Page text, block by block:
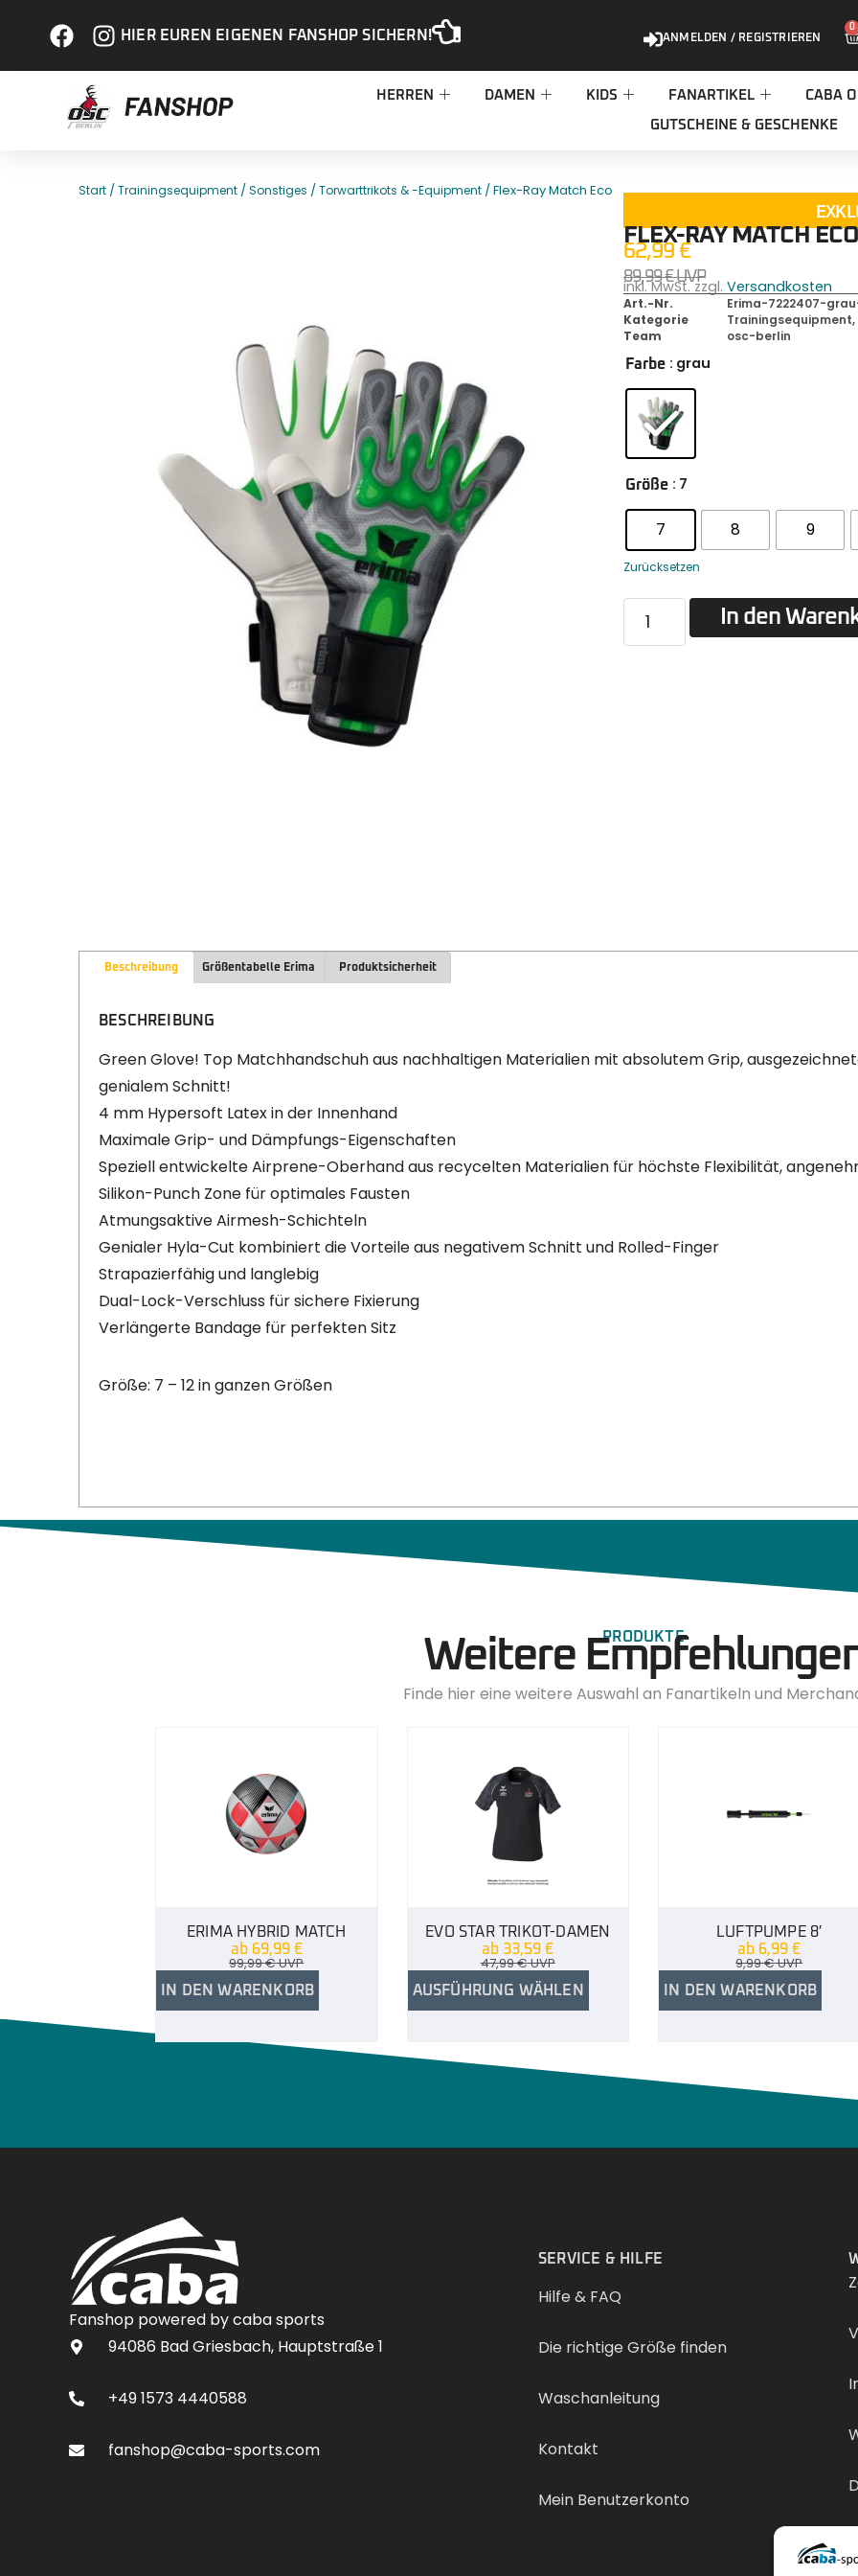
HIER EUREN EIGENEN FANSHOP SICHERN! ANMELDEN / REGISTRIEREN
0
HERREN DAMEN KIDS FANARTIKEL CABA
GUTSCHEINE & GESCHENKE
Start /Trainingsequipment /Sonstiges /Torwarttrikots & -Equipment / Flex-Ray Match Eco
FLEX-RAY MATCH
62,99€
89,99€UVP
inkl. MwSt. zzgl.Versandkosten
Art.-Nr.
Erima-7222407-
Kategorie
Trainingsequipment,
Team
osc-berlin
Farbe : grau
Größe : 7
7 8 9
Zurücksetzen
In den
Beschreibung Größentabelle Erima Produktsicherheit
BESCHREIBUNG
Green Glove! Top Matchhandschuh aus nachhaltigen Materialien mit absolutem Grip,
genialem Schnitt!
4 mm Hypersoft Latex in der Innenhand
Maximale Grip- und Dämpfungs-Eigenschaften
Speziell entwickelte Airprene-Oberhand aus recycelten Materialien für höchste Flexibilität,
Silikon-Punch Zone für optimales Fausten
Atmungsaktive Airmesh-Schichteln
Genialer Hyla-Cut kombiniert die Vorteile aus negativem Schnitt und Rolled-Finger
Strapazierfähig und langlebig
Dual-Lock-Verschluss für sichere Fixierung
Verlängerte Bandage für perfekten Sitz
Größe: 7 – 12 in ganzen Größen
PRODUKTE
Weitere
Finde hier eine weitere Auswahl an Fanartikeln und
ERIMA HYBRID MATCH
ab 69,99 €
99,99€UVP
IN DEN WARENKORB
EVO STAR TRIKOT-DAMEN
ab 33,59€
47,99€UVP
AUSFÜHRUNG WÄHLEN
LUFTPUMPE 8′
ab 6,99€
9,99€UVP
IN DEN WARENKORB
Fanshop powered by caba sports
94086 Bad Griesbach, Hauptstraße 1
+49 1573 4440588
fanshop@caba-sports.com
SERVICE & HILFE
Hilfe & FAQ
Die richtige Größe finden
Waschanleitung
Kontakt
Mein Benutzerkonto